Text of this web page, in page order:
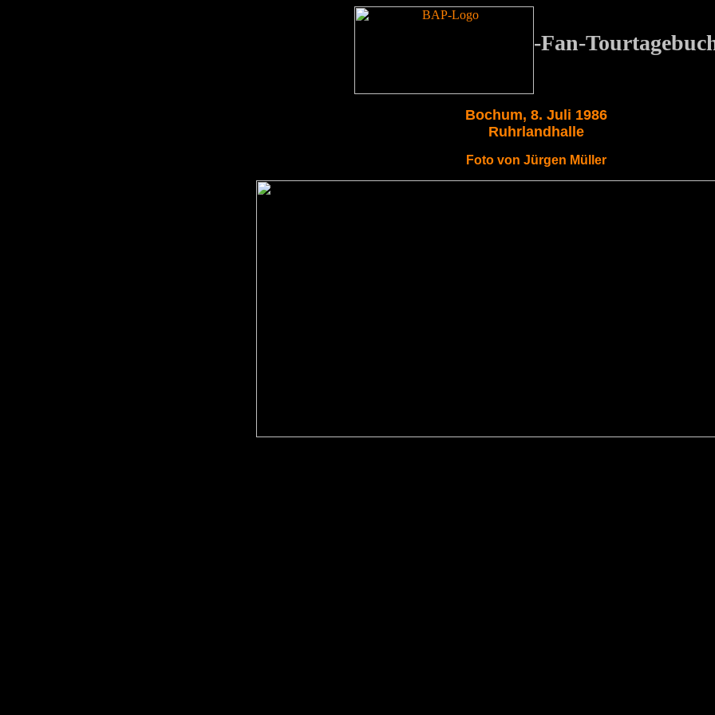
-Fan-
Bochum, 8. Juli 1986
Ruhrlandhalle
Foto von Jürgen Müller